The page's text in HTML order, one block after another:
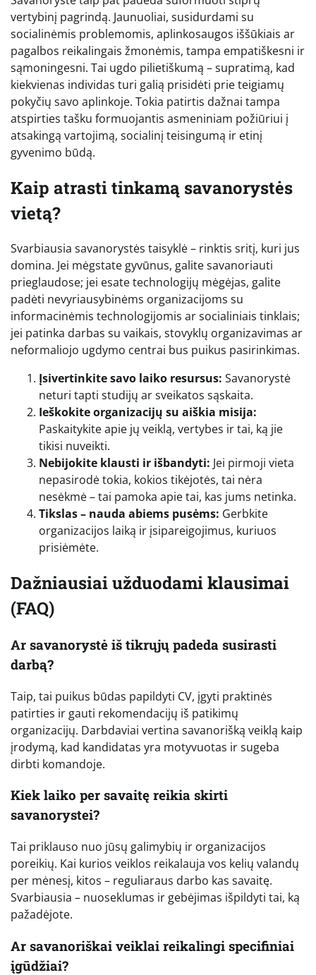
vertybinį pagrindą. Jaunuoliai, susidurdami su
socialinėmis problemomis, aplinkosaugos iššūkiais ar
pagalbos reikalingais žmonėmis, tampa empatiškesni ir
sąmoningesni. Tai ugdo pilietiškumą – supratimą, kad
kiekvienas individas turi galią prisidėti prie teigiamų
pokyčių savo aplinkoje. Tokia patirtis dažnai tampa
atspirties tašku formuojantis asmeniniam požiūriui į
atsakingą vartojimą, socialinį teisingumą ir etinį
gyvenimo būdą.
Kaip atrasti tinkamą savanorystės
vietą?
Svarbiausia savanorystės taisyklė – rinktis sritį, kuri jus
domina. Jei mėgstate gyvūnus, galite savanoriauti
prieglaudose; jei esate technologijų mėgėjas, galite
padėti nevyriausybinėms organizacijoms su
informacinėmis technologijomis ar socialiniais tinklais;
jei patinka darbas su vaikais, stovyklų organizavimas ar
neformaliojo ugdymo centrai bus puikus pasirinkimas.
Įsivertinkite savo laiko resursus: Savanorystė
neturi tapti studijų ar sveikatos sąskaita.
Ieškokite organizacijų su aiškia misija:
Paskaitykite apie jų veiklą, vertybes ir tai, ką jie
tikisi nuveikti.
Nebijokite klausti ir išbandyti: Jei pirmoji vieta
nepasirodė tokia, kokios tikėjotės, tai nėra
nesėkmė – tai pamoka apie tai, kas jums netinka.
Tikslas – nauda abiems pusėms: Gerbkite
organizacijos laiką ir įsipareigojimus, kuriuos
prisiėmėte.
Dažniausiai užduodami klausimai
(FAQ)
Ar savanorystė iš tikrųjų padeda susirasti
darbą?
Taip, tai puikus būdas papildyti CV, įgyti praktinės
patirties ir gauti rekomendacijų iš patikimų
organizacijų. Darbdaviai vertina savanorišką veiklą kaip
įrodymą, kad kandidatas yra motyvuotas ir sugeba
dirbti komandoje.
Kiek laiko per savaitę reikia skirti
savanorystei?
Tai priklauso nuo jūsų galimybių ir organizacijos
poreikių. Kai kurios veiklos reikalauja vos kelių valandų
per mėnesį, kitos – reguliaraus darbo kas savaitę.
Svarbiausia – nuoseklumas ir gebėjimas išpildyti tai, ką
pažadėjote.
Ar savanoriškai veiklai reikalingi specifiniai
įgūdžiai?